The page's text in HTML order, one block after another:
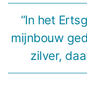
“In het
mijnbouw
zilver,